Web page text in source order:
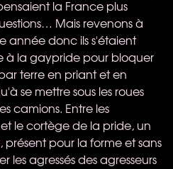
la France plus
Mais revenons à
année donc ils s'étaient
à la gaypride pour bloquer
terre en priant et en
se mettre sous les roues
camions. Entre les
le cortège de la pride, un
pour la forme et sans
agressés des agresseurs